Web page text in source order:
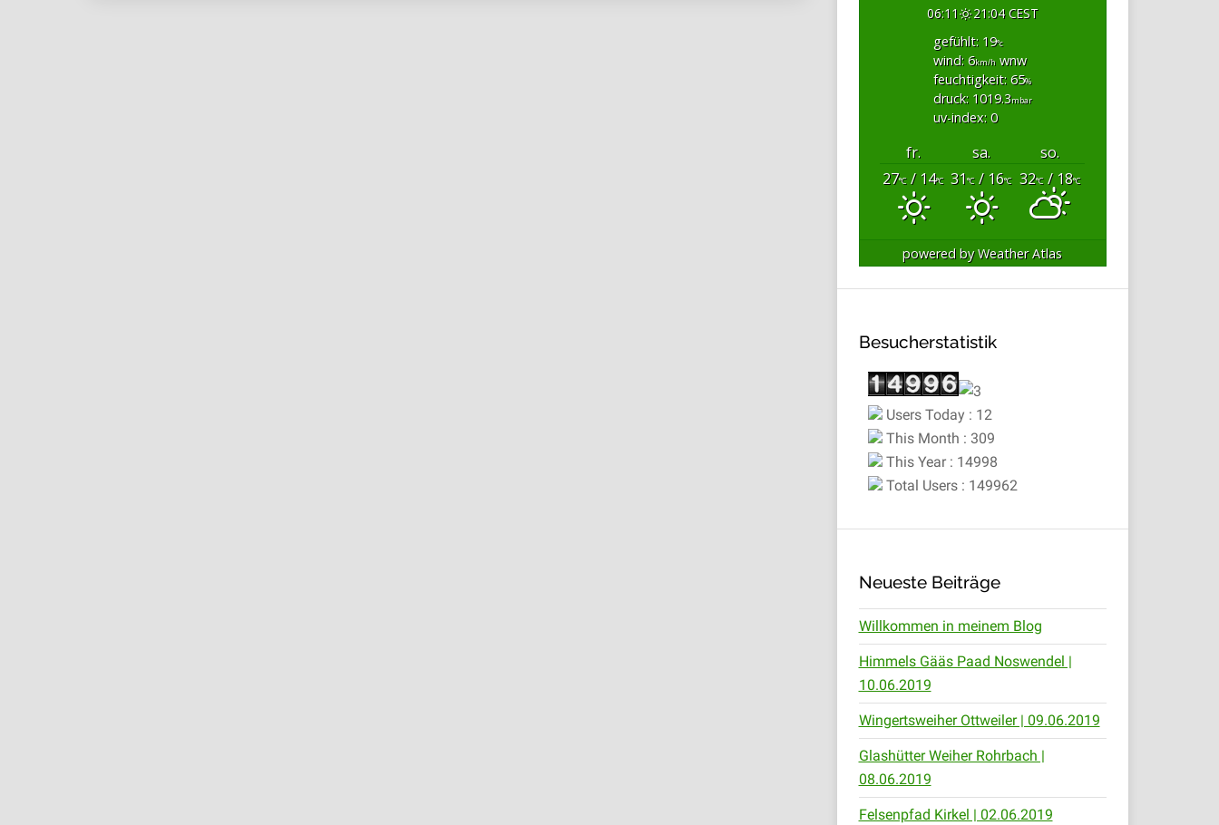
06:11
21:04 CEST
gefühlt: 19°c
wind: 6km/hwnw
feuchtigkeit: 65%
druck: 1019.3mbar
uv-index: 0
fr. sa.
so.
27°C / 14°C 31°C / 16°C 32°C/ 18°C
powered byWeather Atlas
Besucherstatistik
Users Today : 12
This Month : 309
This Year : 14998
Total Users : 149962
Neueste Beiträge
Willkommen in meinem Blog
Himmels Gääs Paad Noswendel |
10.06.2019
Wingertsweiher Ottweiler | 09.06.2019
Glashütter Weiher Rohrbach |
08.06.2019
Felsenpfad Kirkel | 02.06.2019